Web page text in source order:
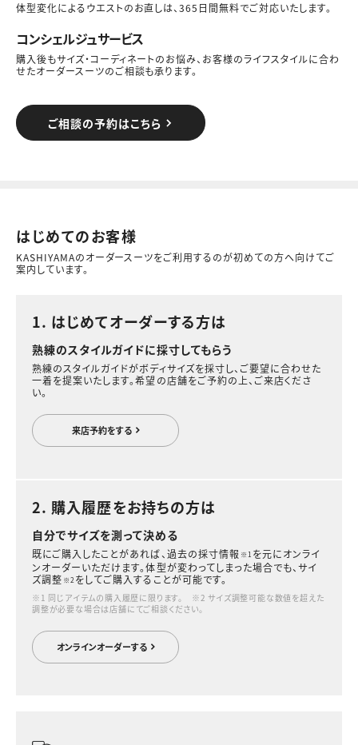
体型変化によるウエストのお直しは、365日間無料でご対応いたします。
コンシェルジュサービス
購入後もサイズ・コーディネートのお悩み、お客様のライフスタイルに合わ
せたオーダースーツのご相談も承ります。
ご相談の予約はこちら
はじめてのお客様
KASHIYAMAのオーダースーツをご利用するのが初めての方へ向けてご
案内しています。
1. はじめてオーダーする方は
熟練のスタイルガイドに採寸してもらう
熟練のスタイルガイドがボディサイズを採寸し、ご要望に合わせた
一着を提案いたします。希望の店舗をご予約の上、ご来店くださ
い。
来店予約をする
2. 購入履歴をお持ちの方は
自分でサイズを測って決める
既にご購入したことがあれば、過去の採寸情報 ※1 を元にオンライ
ンオーダーいただけます。体型が変わってしまった場合でも、サイ
ズ調整 ※2 をしてご購入することが可能です。
※1 同じアイテムの購入履歴に限ります。 ※2 サイズ調整可能な数値を超えた
調整が必要な場合は店舗にてご相談ください。
オンラインオーダーする